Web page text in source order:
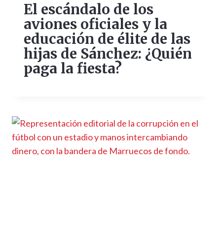
El escándalo de los
aviones oficiales y la
educación de élite de las
hijas de Sánchez: ¿Quién
paga la fiesta?